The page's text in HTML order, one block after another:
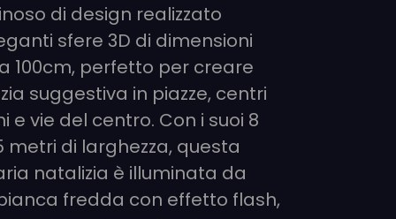
di design realizzato
sfere 3D di dimensioni
100cm, perfetto per creare
suggestiva in piazze, centri
e vie del centro. Con i suoi 8
metri di larghezza, questa
natalizia è illuminata da
fredda con effetto flash,